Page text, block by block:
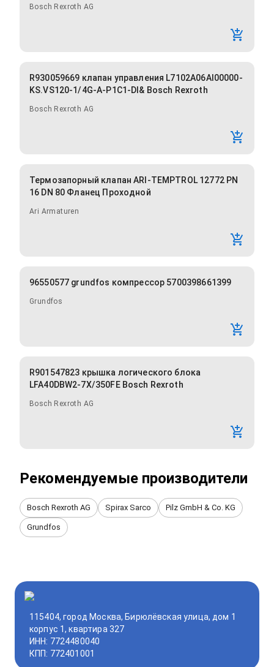
Bosch Rexroth AG
R930059669 клапан управления L7102A06AI00000-
KS.VS120-1/4G-A-P1C1-DI& Bosch Rexroth
Bosch Rexroth AG
Термозапорный клапан ARI-TEMPTROL 12772 PN
16 DN 80 Фланец Проходной
Ari Armaturen
96550577 grundfos компрессор 5700398661399
Grundfos
R901547823 крышка логического блока
LFA40DBW2-7X/350FE Bosch Rexroth
Bosch Rexroth AG
Рекомендуемые производители
Bosch Rexroth AG Spirax Sarco Pilz GmbH & Co. KG
Grundfos
115404, город Москва, Бирюлёвская улица, дом 1
корпус 1, квартира 327
ИНН: 7724480040
КПП: 772401001